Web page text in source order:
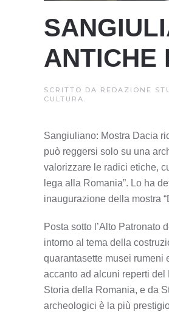
ANTICHE
SCRITTO DA REDAZIONE
CULTURA .
Sangiuliano: Mostra Dacia
può reggersi solo su una
valorizzare le radici etiche,
lega alla Romania”. Lo ha
inaugurazione della mostra
Posta sotto l’Alto Patronato
intorno al tema della
quarantasette musei rumeni
accanto ad alcuni reperti
Storia della Romania, e da
archeologici è la più